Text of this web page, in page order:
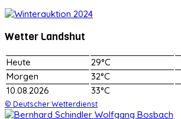
Wetter Landshut
Heute
29°C
Morgen
32°C
10.08.2026
33°C
© Deutscher Wetterdienst